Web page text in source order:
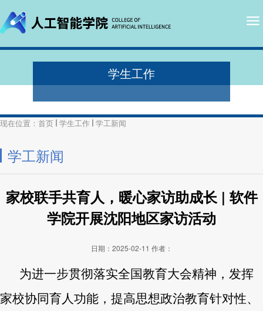
学生工作
现在位置： 首页 学生工作 学工新闻
学工新闻
家校联手共育人，暖心家访助成长 | 软件
学院开展沈阳地区家访活动
日期：2025-02-11 作者：
为进一步贯彻落实全国教育大会精神，发挥
家校协同育人功能，提高思想政治教育针对性、